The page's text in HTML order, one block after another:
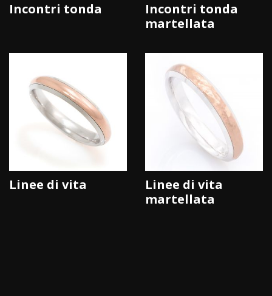
Incontri tonda
Incontri tonda
martellata
Linee di vita
Linee di vita
martellata